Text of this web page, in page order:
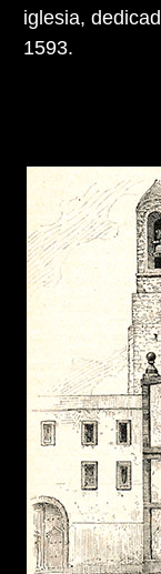
iglesia,
1593.